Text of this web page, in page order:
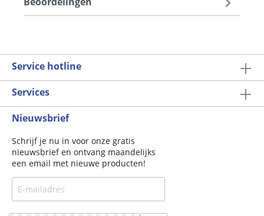
Service hotline
Services
Nieuwsbrief
Schrijf je nu in voor onze gratis
nieuwsbrief en ontvang maandelijks
een email met nieuwe producten!